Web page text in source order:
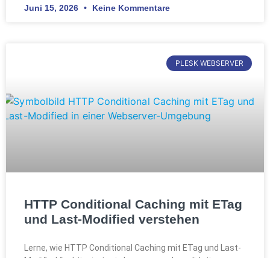
Juni 15, 2026 Keine Kommentare
PLESK WEBSERVER
HTTP Conditional Caching mit ETag
und Last-Modified verstehen
Lerne, wie HTTP Conditional Caching mit ETag und Last-